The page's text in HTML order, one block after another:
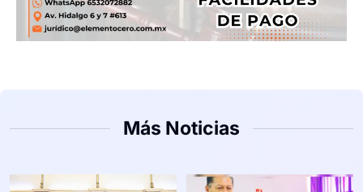
Más Noticias